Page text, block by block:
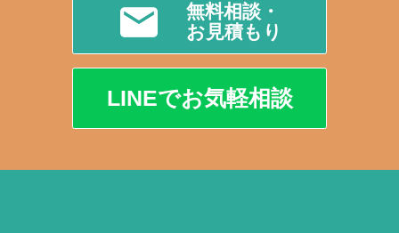
無料相談・
お見積もり
LINEでお気軽相談